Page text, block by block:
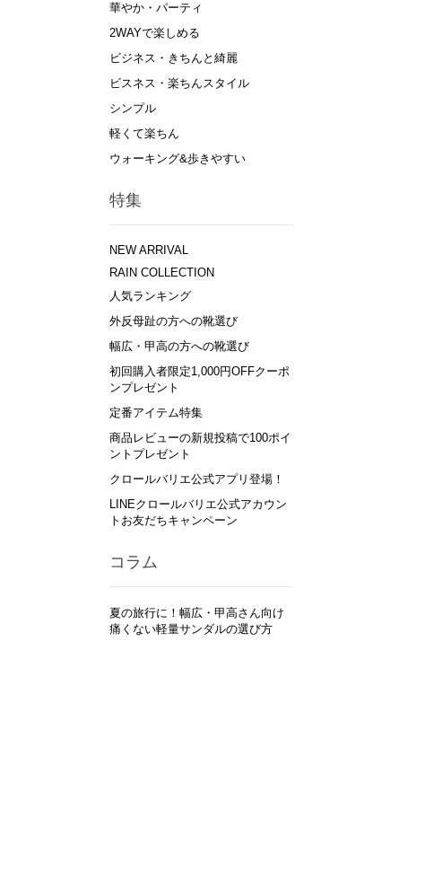
華やか・パーティ
2WAYで楽しめる
ビジネス・きちんと綺麗
ビスネス・楽ちんスタイル
シンプル
軽くて楽ちん
ウォーキング&歩きやすい
特集
NEW ARRIVAL
RAIN COLLECTION
人気ランキング
外反母趾の方への靴選び
幅広・甲高の方への靴選び
初回購入者限定1,000円OFFクーポ
ンプレゼント
定番アイテム特集
商品レビューの新規投稿で100ポイ
ントプレゼント
クロールバリエ公式アプリ登場！
LINEクロールバリエ公式アカウン
トお友だちキャンペーン
コラム
夏の旅行に！幅広・甲高さん向け
痛くない軽量サンダルの選び方